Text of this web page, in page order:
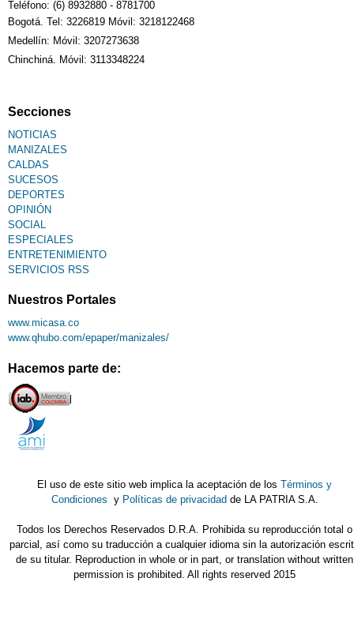
Sudoku
Teléfono: (6) 8932880 - 8781700
Bogotá. Tel: 3226819 Móvil: 3218122468
Medellín: Móvil: 3207273638
Chinchiná. Móvil: 3113348224
Secciones
NOTICIAS
MANIZALES
CALDAS
SUCESOS
DEPORTES
OPINIÓN
SOCIAL
ESPECIALES
ENTRETENIMIENTO
SERVICIOS RSS
Nuestros Portales
www.micasa.co
www.qhubo.com/epaper/manizales/
Hacemos parte de:
El uso de este sitio web implica la aceptación de losTérminos y
Condiciones y Políticas de privacidad de LA PATRIA S.A.
Todos los Derechos Reservados D.R.A. Prohibida su reproducción total o
parcial, así como su traducción a cualquier idioma sin la autorización
de su titular. Reproduction in whole or in part, or translation without written
permission is prohibited. All rights reserved 2015